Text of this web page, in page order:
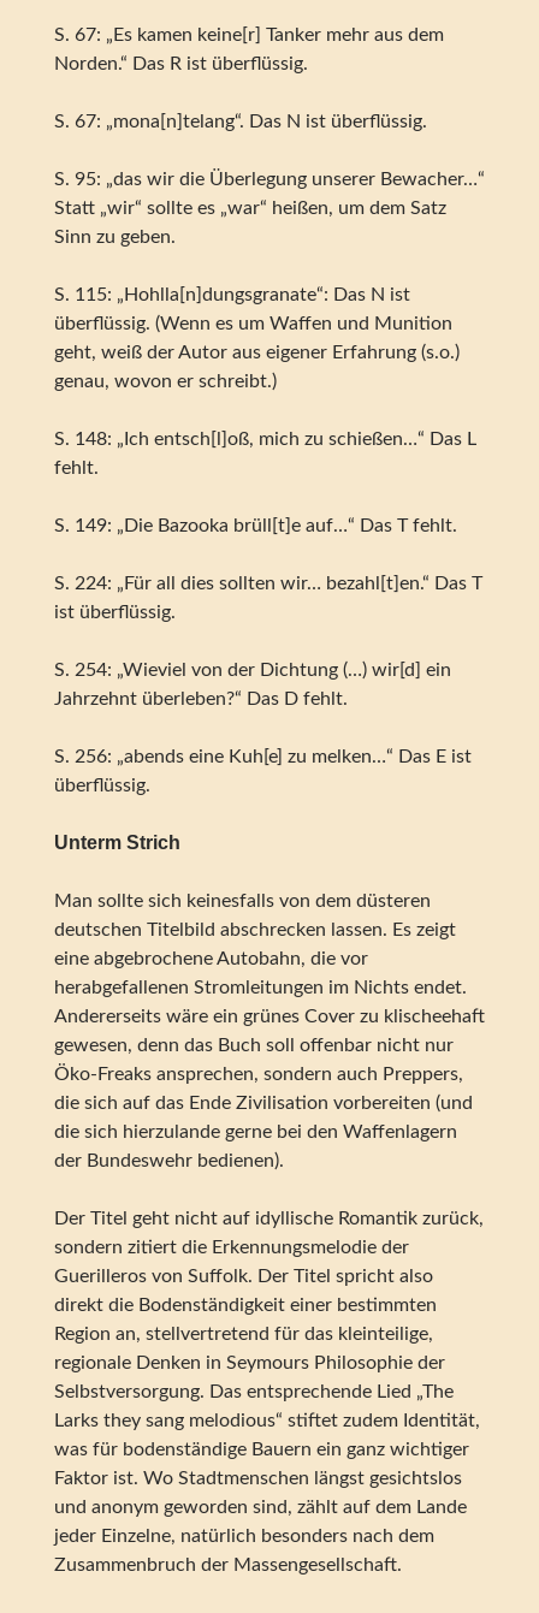
S. 67: „Es kamen keine[r] Tanker mehr aus dem
Norden.“ Das R ist überflüssig.
S. 67: „mona[n]telang“. Das N ist überflüssig.
S. 95: „das wir die Überlegung unserer Bewacher…“
Statt „wir“ sollte es „war“ heißen, um dem Satz
Sinn zu geben.
S. 115: „Hohlla[n]dungsgranate“: Das N ist
überflüssig. (Wenn es um Waffen und Munition
geht, weiß der Autor aus eigener Erfahrung (s.o.)
genau, wovon er schreibt.)
S. 148: „Ich entsch[l]oß, mich zu schießen…“ Das L
fehlt.
S. 149: „Die Bazooka brüll[t]e auf…“ Das T fehlt.
S. 224: „Für all dies sollten wir… bezahl[t]en.“ Das T
ist überflüssig.
S. 254: „Wieviel von der Dichtung (…) wir[d] ein
Jahrzehnt überleben?“ Das D fehlt.
S. 256: „abends eine Kuh[e] zu melken…“ Das E ist
überflüssig.
Unterm Strich
Man sollte sich keinesfalls von dem düsteren
deutschen Titelbild abschrecken lassen. Es zeigt
eine abgebrochene Autobahn, die vor
herabgefallenen Stromleitungen im Nichts endet.
Andererseits wäre ein grünes Cover zu klischeehaft
gewesen, denn das Buch soll offenbar nicht nur
Öko-Freaks ansprechen, sondern auch Preppers,
die sich auf das Ende Zivilisation vorbereiten (und
die sich hierzulande gerne bei den Waffenlagern
der Bundeswehr bedienen).
Der Titel geht nicht auf idyllische Romantik zurück,
sondern zitiert die Erkennungsmelodie der
Guerilleros von Suffolk. Der Titel spricht also
direkt die Bodenständigkeit einer bestimmten
Region an, stellvertretend für das kleinteilige,
regionale Denken in Seymours Philosophie der
Selbstversorgung. Das entsprechende Lied „The
Larks they sang melodious“ stiftet zudem Identität,
was für bodenständige Bauern ein ganz wichtiger
Faktor ist. Wo Stadtmenschen längst gesichtslos
und anonym geworden sind, zählt auf dem Lande
jeder Einzelne, natürlich besonders nach dem
Zusammenbruch der Massengesellschaft.